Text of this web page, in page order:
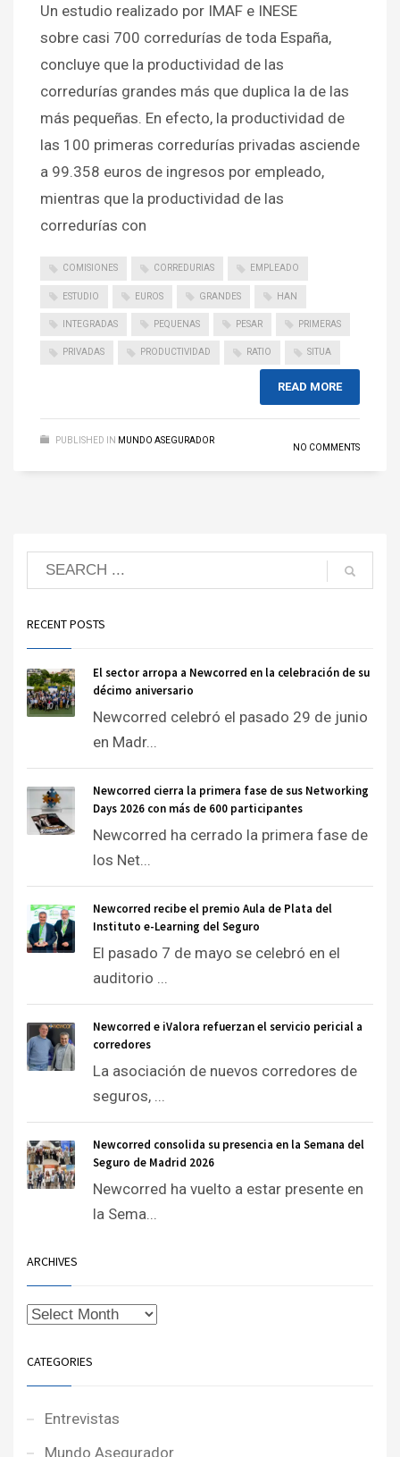
Un estudio realizado por IMAF e INESE
sobre casi 700 corredurías de toda España,
concluye que la productividad de las
corredurías grandes más que duplica la de las
más pequeñas. En efecto, la productividad de
las 100 primeras corredurías privadas asciende
a 99.358 euros de ingresos por empleado,
mientras que la productividad de las
corredurías con
COMISIONES CORREDURIAS EMPLEADO
ESTUDIO EUROS GRANDES HAN
INTEGRADAS PEQUENAS PESAR PRIMERAS
PRIVADAS PRODUCTIVIDAD RATIO SITUA
READ MORE
PUBLISHED IN MUNDO ASEGURADOR
NO COMMENTS
RECENT POSTS
El sector arropa a Newcorred en la celebración de su
décimo aniversario
Newcorred celebró el pasado 29 de junio
en Madr...
Newcorred cierra la primera fase de sus Networking
Days 2026 con más de 600 participantes
Newcorred ha cerrado la primera fase de
los Net...
Newcorred recibe el premio Aula de Plata del
Instituto e-Learning del Seguro
El pasado 7 de mayo se celebró en el
auditorio ...
Newcorred e iValora refuerzan el servicio pericial a
corredores
La asociación de nuevos corredores de
seguros, ...
Newcorred consolida su presencia en la Semana del
Seguro de Madrid 2026
Newcorred ha vuelto a estar presente en
la Sema...
ARCHIVES
CATEGORIES
Entrevistas
Mundo Asegurador